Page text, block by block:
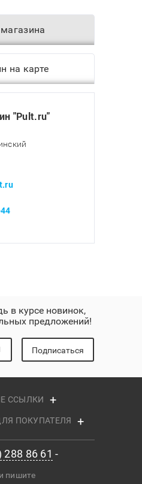
на карте
"Pult.ru"
в курсе новинок,
предложений!
Подписаться
ССЫЛКИ
ПОКУПАТЕЛЯ
288 86 61
пишите